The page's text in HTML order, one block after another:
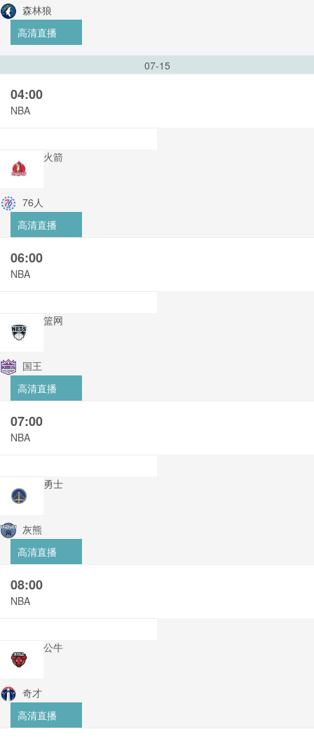
森林狼
高清直播
07-15
04:00
NBA
火箭
76人
高清直播
06:00
NBA
篮网
国王
高清直播
07:00
NBA
勇士
灰熊
高清直播
08:00
NBA
公牛
奇才
高清直播